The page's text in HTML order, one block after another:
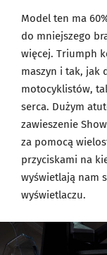
Model ten ma
do mniejszego
więcej. Triumph
maszyn i tak, jak
motocyklistów,
serca. Dużym
zawieszenie
za pomocą
przyciskami na
wyświetlają nam
wyświetlaczu.